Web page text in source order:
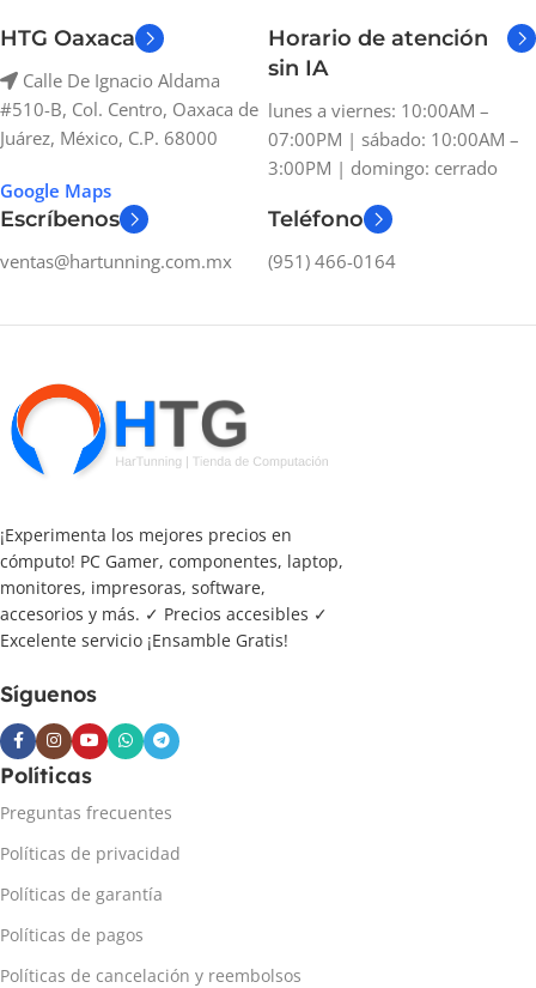
HTG Oaxaca
Calle De Ignacio Aldama
#510-B, Col. Centro, Oaxaca de
Juárez, México, C.P. 68000
Google Maps
Horario de atención
sin IA
lunes a viernes: 10:00AM –
07:00PM | sábado: 10:00AM –
3:00PM | domingo: cerrado
Escríbenos
ventas@hartunning.com.mx
Teléfono
(951) 466-0164
¡Experimenta los mejores precios en
cómputo! PC Gamer, componentes, laptop,
monitores, impresoras, software,
accesorios y más. ✓ Precios accesibles ✓
Excelente servicio ¡Ensamble Gratis!
Síguenos
Políticas
Preguntas frecuentes
Políticas de privacidad
Políticas de garantía
Políticas de pagos
Políticas de cancelación y reembolsos